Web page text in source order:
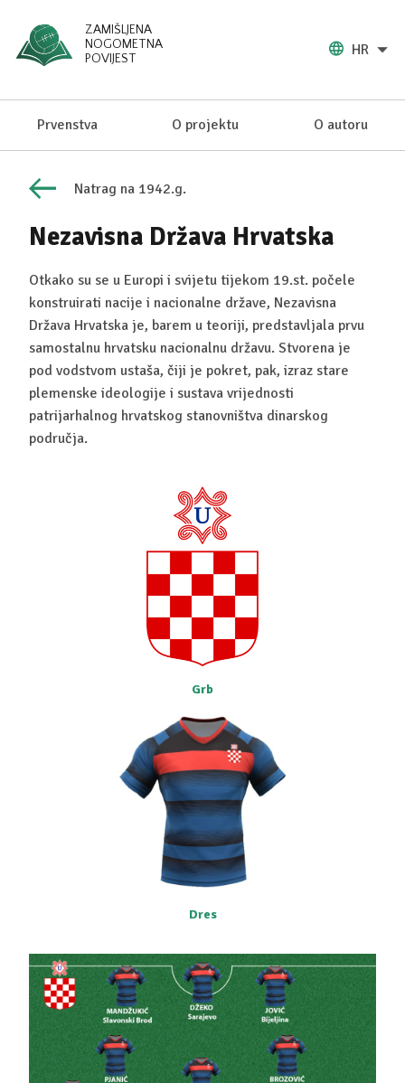
ZAMIŠLJENA
NOGOMETNA
POVIJEST
HR
Prvenstva O projektu O autoru
Natrag na 1942.g.
Nezavisna Država Hrvatska
Otkako su se u Europi i svijetu tijekom 19.st. počele
konstruirati nacije i nacionalne države, Nezavisna
Država Hrvatska je, barem u teoriji, predstavljala prvu
samostalnu hrvatsku nacionalnu državu. Stvorena je
pod vodstvom ustaša, čiji je pokret, pak, izraz stare
plemenske ideologije i sustava vrijednosti
patrijarhalnog hrvatskog stanovništva dinarskog
područja.
Grb
Dres